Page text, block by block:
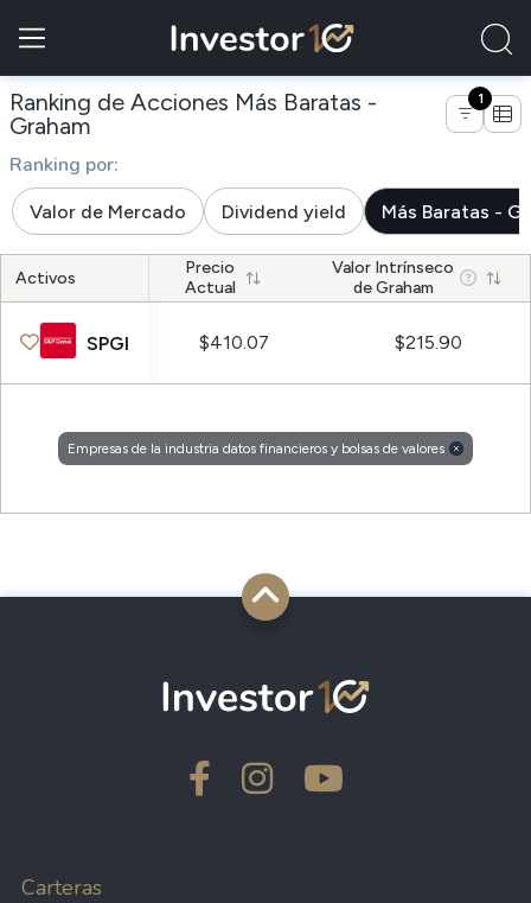
Ranking de Acciones Más Baratas -
Graham de empresas de la industria datos
1
Ranking por:
Valor de Mercado Dividend yield Más Baratas -
Activos
Precio
Actual
Valor Intrínseco
de Graham
SPGI $410.07 $215.90
Empresas de la industria datos financieros y bolsas de valores
Carteras